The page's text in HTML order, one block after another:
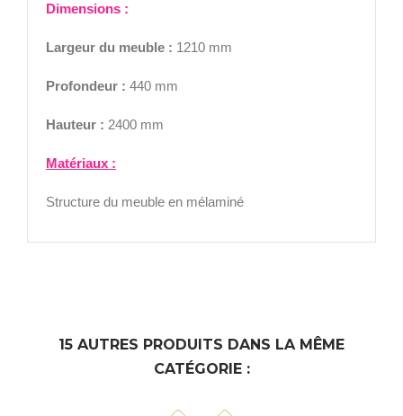
Dimensions :
Largeur du meuble : 1210 mm
Profondeur : 440 mm
Hauteur : 2400 mm
Matériaux :
Structure du meuble en mélaminé
15 AUTRES PRODUITS DANS LA MÊME
CATÉGORIE :